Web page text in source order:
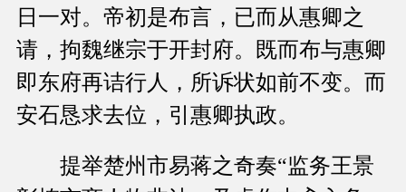
日一对。帝初是布言，已而从惠卿之
请，拘魏继宗于开封府。既而布与惠卿
即东府再诘行人，所诉状如前不变。而
安石恳求去位，引惠卿执政。
提举楚州市易蒋之奇奏“监务王景